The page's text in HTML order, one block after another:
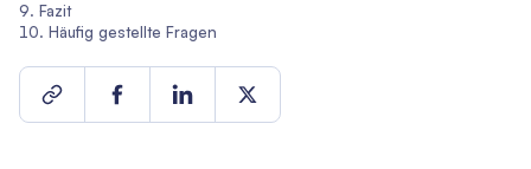
Fazit
Häufig gestellte Fragen